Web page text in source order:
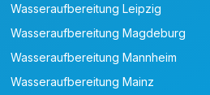
Wasseraufbereitung Leipzig
Wasseraufbereitung Magdeburg
Wasseraufbereitung Mannheim
Wasseraufbereitung Mainz